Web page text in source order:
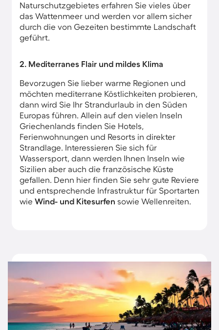
Naturschutzgebietes erfahren Sie vieles über
das Wattenmeer und werden vor allem sicher
durch die von Gezeiten bestimmte Landschaft
geführt.
2. Mediterranes Flair und mildes Klima
Bevorzugen Sie lieber warme Regionen und
möchten mediterrane Köstlichkeiten probieren,
dann wird Sie Ihr Strandurlaub in den Süden
Europas führen. Allein auf den vielen Inseln
Griechenlands finden Sie Hotels,
Ferienwohnungen und Resorts in direkter
Strandlage. Interessieren Sie sich für
Wassersport, dann werden Ihnen Inseln wie
Sizilien aber auch die französische Küste
gefallen. Denn hier finden Sie sehr gute Reviere
und entsprechende Infrastruktur für Sportarten
wie Wind- und Kitesurfen sowie Wellenreiten.